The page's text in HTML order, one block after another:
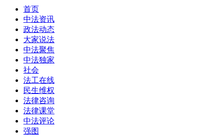
首页
中法资讯
政法动态
大家说法
中法聚焦
中法独家
社会
法工在线
民生维权
法律咨询
法律课堂
中法评论
强图